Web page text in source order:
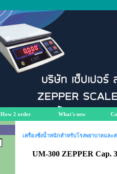
How 2 order What's new
เครื่องชั่งน้ำหนักสำหรับโรงพยาบาลและ
UM-300 ZEPPER Cap.